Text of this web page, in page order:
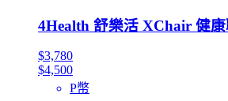
4Health 舒樂活 XChair 健
$3,780
$4,500
P幣